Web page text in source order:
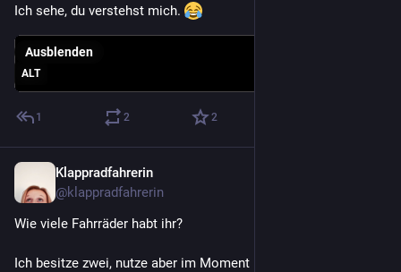
Ich sehe, du verstehst mich.
ALT
Ausblenden
1 2 2
Klappradfahrerin
@klappradfahrerin
Wie viele Fahrräder habt ihr?
Ich besitze zwei, nutze aber im Moment nur das Klapprad,